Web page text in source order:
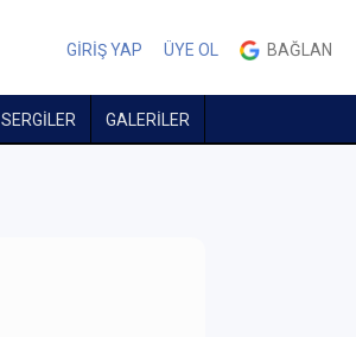
GİRİŞ YAP ÜYE OL BAĞLAN
SERGİLER GALERİLER